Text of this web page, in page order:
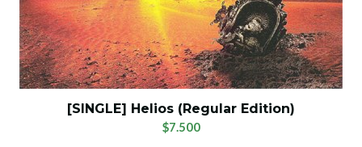
[SINGLE] Helios (Regular Edition)
$7.500